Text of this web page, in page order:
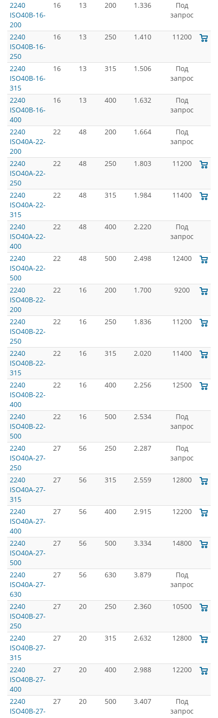
2240
ISO40B-16-
200
16 13 200 1.336
Под
запрос
2240
ISO40B-16-
250
16 13 250 1.410 11200
2240
ISO40B-16-
315
16 13 315 1.506
Под
запрос
2240
ISO40B-16-
400
16 13 400 1.632
Под
запрос
2240
ISO40A-22-
200
22 48 200 1.664
Под
запрос
2240
ISO40A-22-
250
22 48 250 1.803 11200
2240
ISO40A-22-
315
22 48 315 1.984 11400
2240
ISO40A-22-
400
22 48 400 2.220
Под
запрос
2240
ISO40A-22-
500
22 48 500 2.498 12400
2240
ISO40B-22-
200
22 16 200 1.700 9200
2240
ISO40B-22-
250
22 16 250 1.836 11200
2240
ISO40B-22-
315
22 16 315 2.020 11400
2240
ISO40B-22-
400
22 16 400 2.256 12500
2240
ISO40B-22-
500
22 16 500 2.534
Под
запрос
2240
ISO40A-27-
250
27 56 250 2.287
Под
запрос
2240
ISO40A-27-
315
27 56 315 2.559 12800
2240
ISO40A-27-
400
27 56 400 2.915 12200
2240
ISO40A-27-
500
27 56 500 3.334 14800
2240
ISO40A-27-
630
27 56 630 3.879
Под
запрос
2240
ISO40B-27-
250
27 20 250 2.360 10500
2240
ISO40B-27-
315
27 20 315 2.632 12800
2240
ISO40B-27-
400
27 20 400 2.988 12200
2240
ISO40B-27-
27 20 500 3.407
Под
запрос